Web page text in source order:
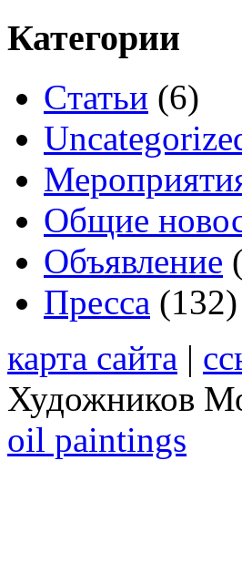
Категории
Cтатьи (6)
Общие
Объявление
Пресса (132)
карта сайта |
Художников
oil paintings